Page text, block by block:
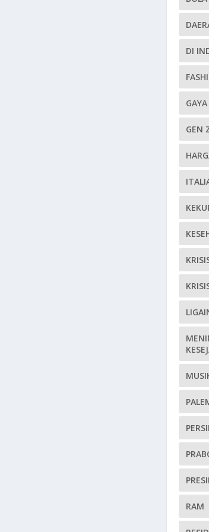
DI
GEN
RAM